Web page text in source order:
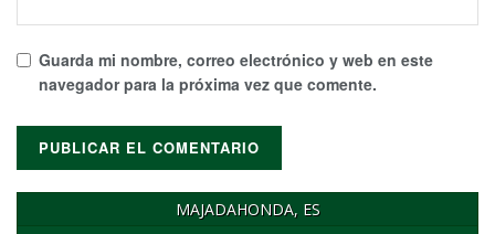
Guarda mi nombre, correo electrónico y web en este
navegador para la próxima vez que comente.
MAJADAHONDA, ES